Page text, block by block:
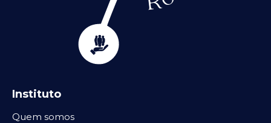
Instituto
Quem somos